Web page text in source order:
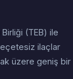
(TEB) ile
ilaçlar
üzere geniş bir